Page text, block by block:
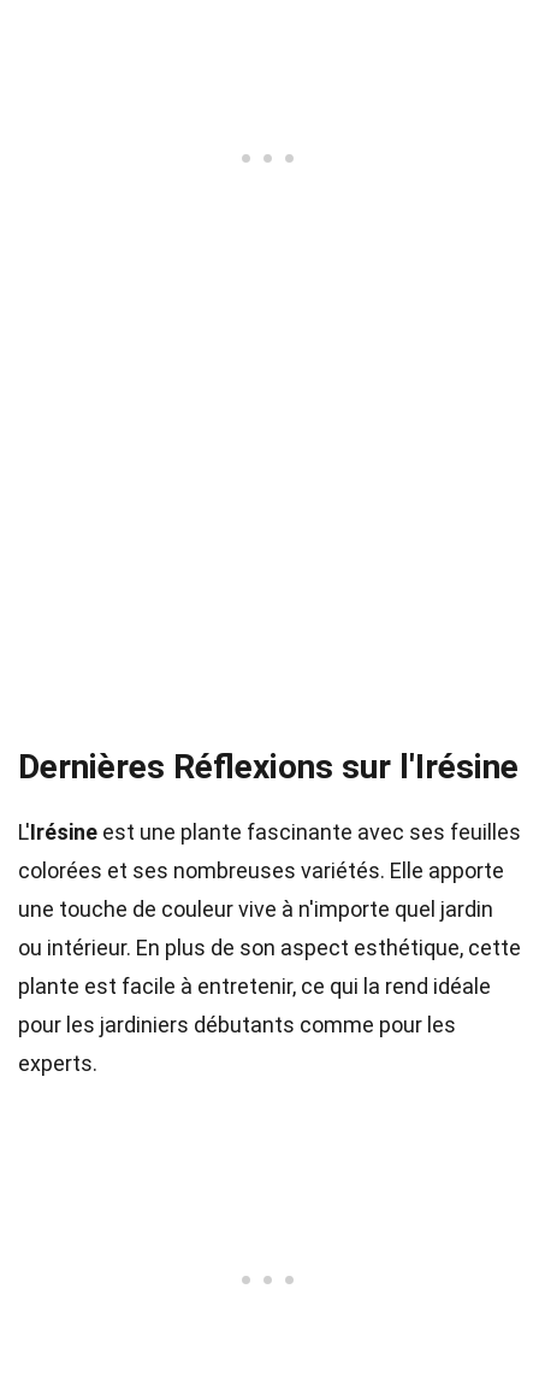
Dernières Réflexions sur l'Irésine
L'Irésine est une plante fascinante avec ses feuilles
colorées et ses nombreuses variétés. Elle apporte
une touche de couleur vive à n'importe quel jardin
ou intérieur. En plus de son aspect esthétique, cette
plante est facile à entretenir, ce qui la rend idéale
pour les jardiniers débutants comme pour les
experts.